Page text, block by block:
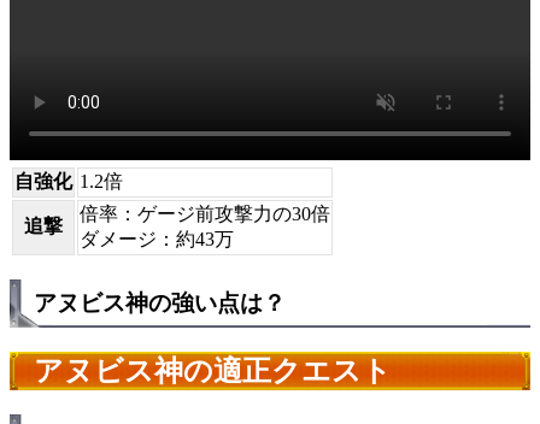
自強化 1.2倍
追撃
倍率：ゲージ前攻撃力の30倍
ダメージ：約43万
アヌビス神の強い点は？
アヌビス神の適正クエスト